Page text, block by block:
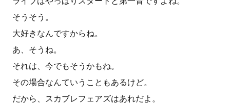
そうそう。
大好きなんですからね。
あ、そうね。
それは、今でもそうかもね。
その場合なんていうこともあるけど。
だから、スカブレフェアズはあれだよ。